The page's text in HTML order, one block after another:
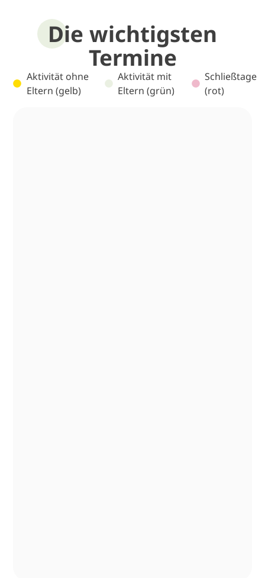
Die wichtigsten
Termine
Aktivität ohne
Eltern (gelb)
Aktivität mit
Eltern (grün)
Schließtage
(rot)